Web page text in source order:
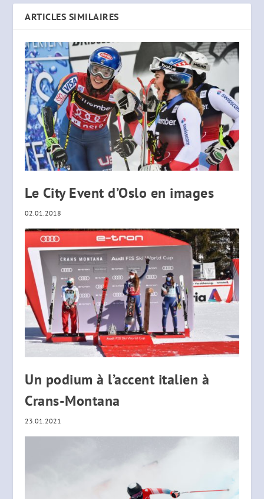
ARTICLES SIMILAIRES
Le City Event d’Oslo en images
02.01.2018
Un podium à l’accent italien à
Crans-Montana
23.01.2021